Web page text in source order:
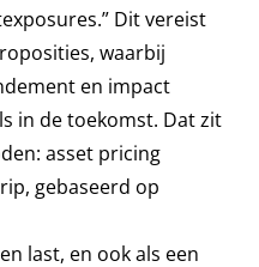
Dit vereist
waarbij
en impact
in de toekomst. Dat zit
asset pricing
gebaseerd op
last, en ook als een